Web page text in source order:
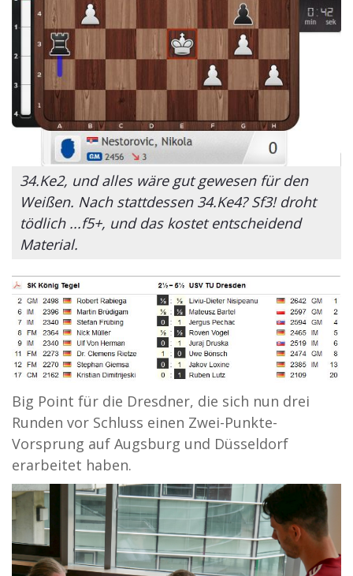
34.Ke2, und alles wäre gut gewesen für den
Weißen. Nach stattdessen 34.Ke4? Sf3! droht
tödlich ...f5+, und das kostet entscheidend
Material.
Big Point für die Dresdner, die sich nun drei
Runden vor Schluss einen Zwei-Punkte-
Vorsprung auf Augsburg und Düsseldorf
erarbeitet haben.